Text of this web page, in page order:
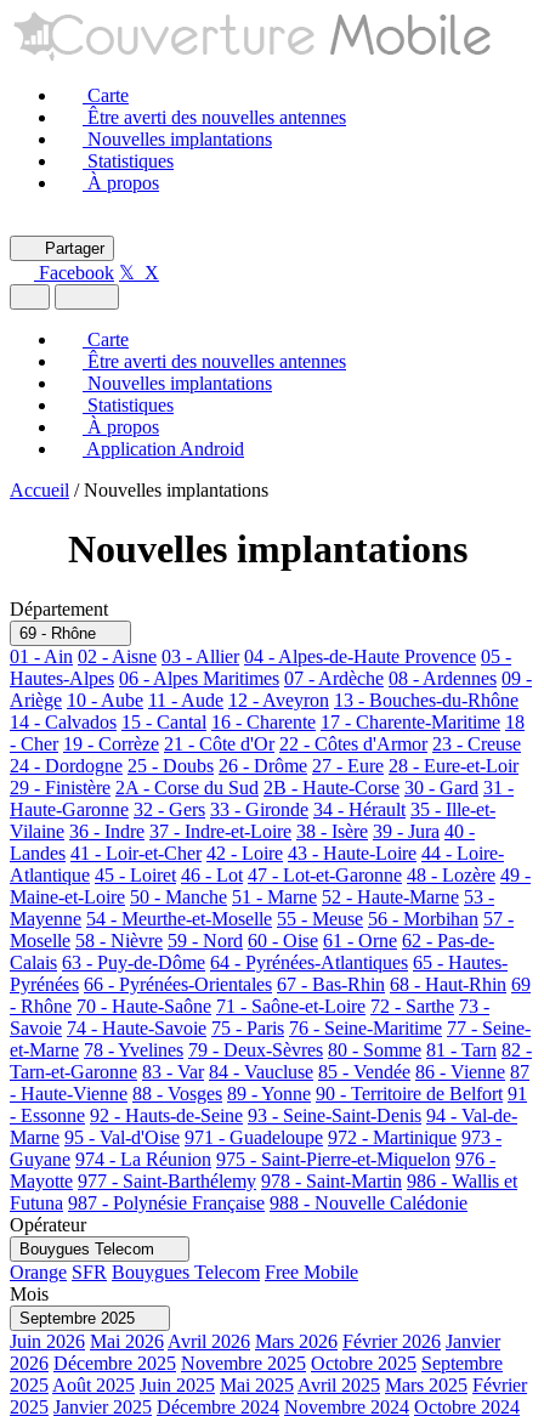
Carte
Être averti des nouvelles antennes
Nouvelles implantations
Statistiques
À propos
Partager
Facebook 𝕏 X
Carte
Être averti des nouvelles antennes
Nouvelles implantations
Statistiques
À propos
Application Android
Accueil / Nouvelles implantations
Nouvelles implantations
Département
69 - Rhône
01 - Ain 02 - Aisne 03 - Allier 04 - Alpes-de-Haute Provence 05 -
Hautes-Alpes 06 - Alpes Maritimes 07 - Ardèche 08 - Ardennes 09 -
Ariège 10 - Aube 11 - Aude 12 - Aveyron 13 - Bouches-du-Rhône
14 - Calvados 15 - Cantal 16 - Charente 17 - Charente-Maritime 18
- Cher 19 - Corrèze 21 - Côte d'Or 22 - Côtes d'Armor 23 - Creuse
24 - Dordogne 25 - Doubs 26 - Drôme 27 - Eure 28 - Eure-et-Loir
29 - Finistère 2A - Corse du Sud 2B - Haute-Corse 30 - Gard 31 -
Haute-Garonne 32 - Gers 33 - Gironde 34 - Hérault 35 - Ille-et-
Vilaine 36 - Indre 37 - Indre-et-Loire 38 - Isère 39 - Jura 40 -
Landes 41 - Loir-et-Cher 42 - Loire 43 - Haute-Loire 44 - Loire-
Atlantique 45 - Loiret 46 - Lot 47 - Lot-et-Garonne 48 - Lozère 49 -
Maine-et-Loire 50 - Manche 51 - Marne 52 - Haute-Marne 53 -
Mayenne 54 - Meurthe-et-Moselle 55 - Meuse 56 - Morbihan 57 -
Moselle 58 - Nièvre 59 - Nord 60 - Oise 61 - Orne 62 - Pas-de-
Calais 63 - Puy-de-Dôme 64 - Pyrénées-Atlantiques 65 - Hautes-
Pyrénées 66 - Pyrénées-Orientales 67 - Bas-Rhin 68 - Haut-Rhin 69
- Rhône 70 - Haute-Saône 71 - Saône-et-Loire 72 - Sarthe 73 -
Savoie 74 - Haute-Savoie 75 - Paris 76 - Seine-Maritime 77 - Seine-
et-Marne 78 - Yvelines 79 - Deux-Sèvres 80 - Somme 81 - Tarn 82 -
Tarn-et-Garonne 83 - Var 84 - Vaucluse 85 - Vendée 86 - Vienne 87
- Haute-Vienne 88 - Vosges 89 - Yonne 90 - Territoire de Belfort 91
- Essonne 92 - Hauts-de-Seine 93 - Seine-Saint-Denis 94 - Val-de-
Marne 95 - Val-d'Oise 971 - Guadeloupe 972 - Martinique 973 -
Guyane 974 - La Réunion 975 - Saint-Pierre-et-Miquelon 976 -
Mayotte 977 - Saint-Barthélemy 978 - Saint-Martin 986 - Wallis et
Futuna 987 - Polynésie Française 988 - Nouvelle Calédonie
Opérateur
Bouygues Telecom
Orange SFR Bouygues Telecom Free Mobile
Mois
Septembre 2025
Juin 2026 Mai 2026 Avril 2026 Mars 2026 Février 2026 Janvier
2026 Décembre 2025 Novembre 2025 Octobre 2025 Septembre
2025 Août 2025 Juin 2025 Mai 2025 Avril 2025 Mars 2025 Février
2025 Janvier 2025 Décembre 2024 Novembre 2024 Octobre 2024